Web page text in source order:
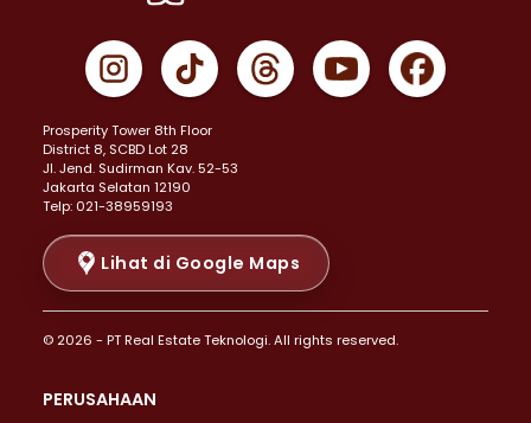
Properti Dijual di Gambir >
Properti Dijual di Johar Baru >
Properti Dijual di Menteng >
Properti Dijual di Senen >
Properti Dijual di Tanah Abang >
Properti Dijual di Cikini >
Properti Dijual di Kramat >
Properti Dijual di Pasar Baru >
Properti Dijual di Bendungan Hilir >
Properti Dijual di Jakarta Selatan >
Properti Dijual di Lebak Bulus >
Prosperity Tower 8th Floor
District 8, SCBD Lot 28
JI. Jend. Sudirman Kav. 52-53
Jakarta Selatan 12190
Telp: 021-38959193
Lihat di Google Maps
© 2026 - PT Real Estate Teknologi. All rights reserved.
PERUSAHAAN